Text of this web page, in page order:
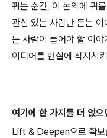
뀌는 순간, 이 논의에 귀
관심 있는 사람만 듣는
든 사람이 들어야 할 이
이디어를 현실에 착지시
여기에 한 가지를 더 얹
Lift & Deepen으로 확보